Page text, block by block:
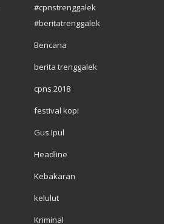
#cpnstrenggalek
#beritatrenggalek
Bencana
berita trenggalek
cpns 2018
festival kopi
Gus Ipul
Headline
Kebakaran
kelulut
Kriminal